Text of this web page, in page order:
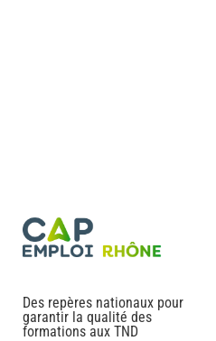
Des repères nationaux pour
garantir la qualité des
formations aux TND